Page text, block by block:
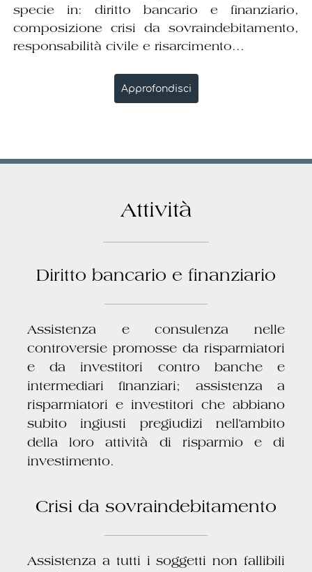
specie in: diritto bancario e finanziario,
composizione crisi da sovraindebitamento,
responsabilità civile e risarcimento...
Approfondisci
Attività
Diritto bancario e finanziario
Assistenza e consulenza nelle
controversie promosse da risparmiatori
e da investitori contro banche e
intermediari finanziari; assistenza a
risparmiatori e investitori che abbiano
subito ingiusti pregiudizi nell’ambito
della loro attività di risparmio e di
investimento.
Crisi da sovraindebitamento
Assistenza a tutti i soggetti non fallibili